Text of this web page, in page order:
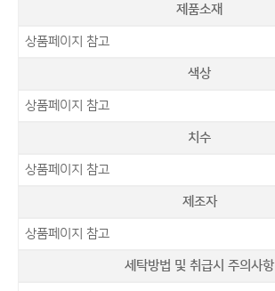
제품소재
상품페이지 참고
색상
상품페이지 참고
치수
상품페이지 참고
제조자
상품페이지 참고
세탁방법 및 취급시 주의사항